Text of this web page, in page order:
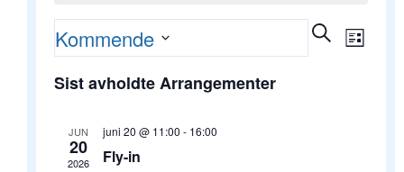
Search
Søk
Views
Liste
Kommende
dato.
Sist avholdte Arrangementer
JUN
20
2026
juni 20 @ 11:00 - 16:00
Fly-in